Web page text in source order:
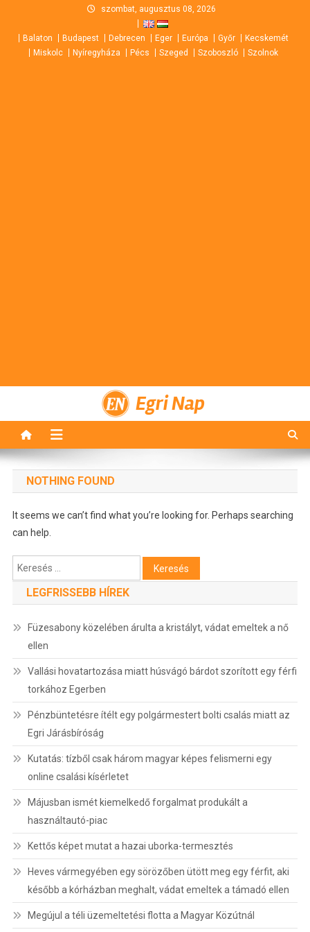
content
szombat, augusztus 08, 2026
Balaton Budapest Debrecen Eger Európa Győr
Kecskemét
Miskolc
Nyíregyháza Pécs Szeged Szoboszló Szolnok
Egri Nap
NOTHING FOUND
It seems we can’t find what you’re looking for. Perhaps searching
can help.
Keresés:
LEGFRISSEBB HÍREK
Füzesabony közelében árulta a kristályt, vádat emeltek a nő
ellen
Vallási hovatartozása miatt húsvágó bárdot szorított egy férfi
torkához Egerben
Pénzbüntetésre ítélt egy polgármestert bolti csalás miatt az
Egri Járásbíróság
Kutatás: tízből csak három magyar képes felismerni egy
online csalási kísérletet
Májusban ismét kiemelkedő forgalmat produkált a
használtautó-piac
Kettős képet mutat a hazai uborka-termesztés
Heves vármegyében egy sörözőben ütött meg egy férfit, aki
később a kórházban meghalt, vádat emeltek a támadó ellen
Megújul a téli üzemeltetési flotta a Magyar Közútnál